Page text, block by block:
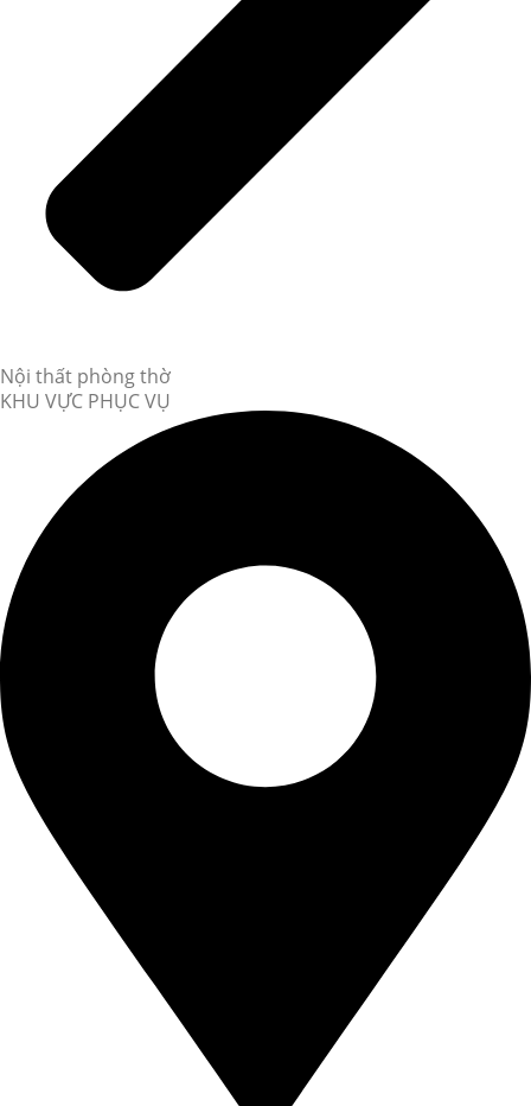
Nội thất phòng thờ
KHU VỰC PHỤC VỤ